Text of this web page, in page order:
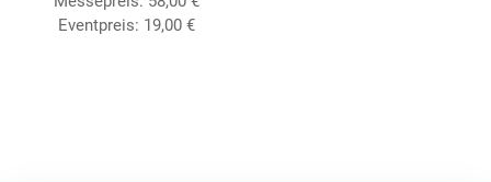
Eventpreis: 19,00 €